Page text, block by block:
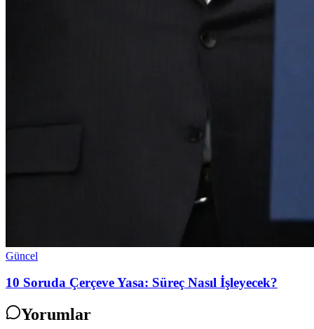
Güncel
10 Soruda Çerçeve Yasa: Süreç Nasıl İşleyecek?
Yorumlar